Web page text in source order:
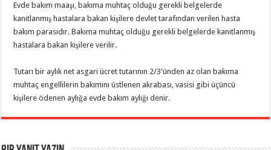
Evde bakım maaşı, bakıma muhtaç olduğu gerekli belgelerde
kanıtlanmış hastalara bakan kişilere devlet tarafından verilen hasta
bakım parasıdır. Bakıma muhtaç olduğu gerekli belgelerde kanıtlanmış
hastalara bakan kişilere verilir.
Tutarı bir aylık net asgari ücret tutarının 2/3'ünden az olan bakıma
muhtaç engellilerin bakımını üstlenen akrabası, vasisi gibi üçüncü
kişilere ödenen aylığa evde bakım aylığı denir.